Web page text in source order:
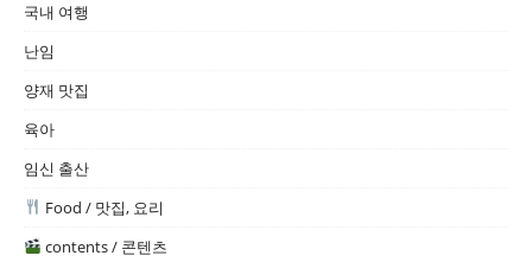
국내 여행
난임
양재 맛집
육아
임신 출산
Food / 맛집, 요리
contents / 콘텐츠